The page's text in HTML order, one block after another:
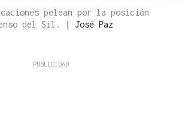
pelean por la posición
del Sil.
| José Paz